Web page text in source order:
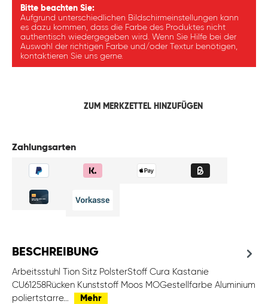
Bitte beachten Sie:
Aufgrund unterschiedlichen Bildschirmeinstellungen kann
es dazu kommen, dass die Farbe des Produktes nicht
authentisch wiedergegeben wird. Wenn Sie Hilfe bei der
Auswahl der richtigen Farbe und/oder Textur benötigen,
kontaktieren Sie uns gerne.
ZUM MERKZETTEL HINZUFÜGEN
Zahlungsarten
BESCHREIBUNG
Arbeitsstuhl Tion Sitz PolsterStoff Cura Kastanie
CU61258Rücken Kunststoff Moos MOGestellfarbe Aluminium
poliertstarre…
Mehr